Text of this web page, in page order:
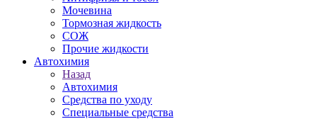
Мочевина
Тормозная жидкость
СОЖ
Прочие жидкости
Автохимия
Назад
Автохимия
Средства по уходу
Специальные средства